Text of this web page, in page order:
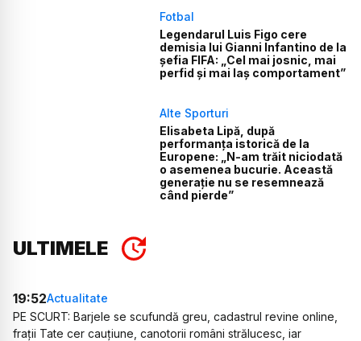
Fotbal
Legendarul Luis Figo cere
demisia lui Gianni Infantino de la
șefia FIFA: „Cel mai josnic, mai
perfid și mai laș comportament”
Alte Sporturi
Elisabeta Lipă, după
performanța istorică de la
Europene: „N-am trăit niciodată
o asemenea bucurie. Această
generație nu se resemnează
când pierde”
ULTIMELE
19:52Actualitate
PE SCURT: Barjele se scufundă greu, cadastrul revine online,
frații Tate cer cauțiune, canotorii români strălucesc, iar